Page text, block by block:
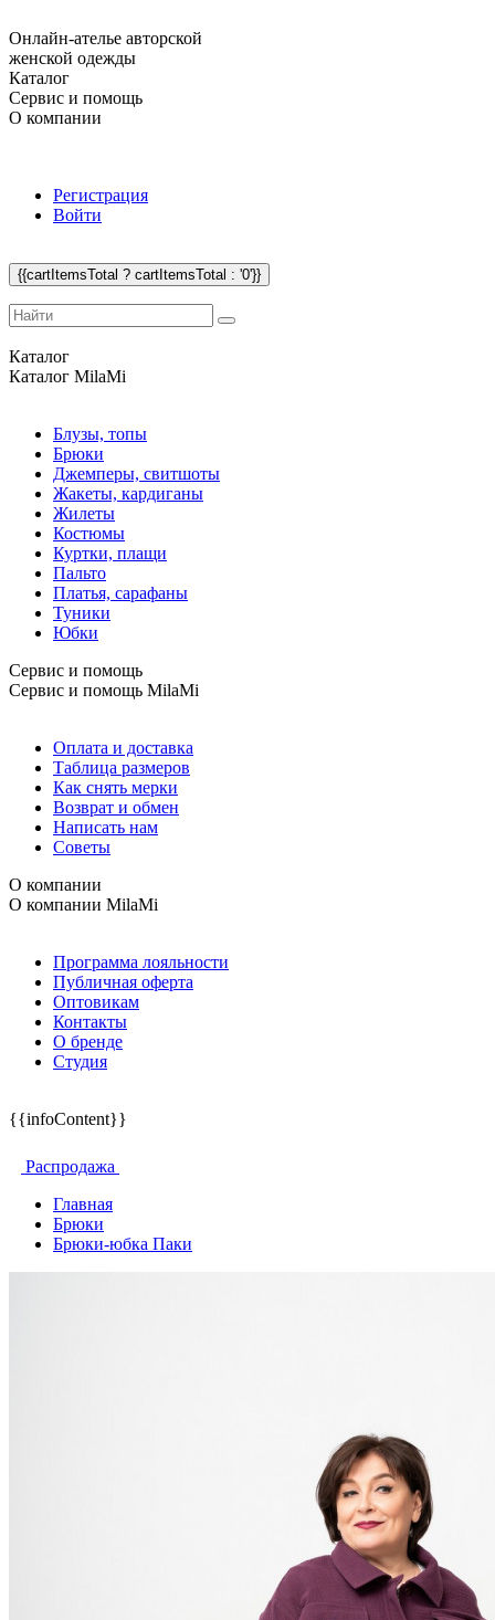
Онлайн-ателье авторской
женской одежды
Каталог
Сервис и помощь
О компании
Регистрация
Войти
{{cartItemsTotal ? cartItemsTotal : '0'}}
Каталог
Каталог MilaMi
Блузы, топы
Брюки
Джемперы, свитшоты
Жакеты, кардиганы
Жилеты
Костюмы
Куртки, плащи
Пальто
Платья, сарафаны
Туники
Юбки
Сервис и помощь
Сервис и помощь MilaMi
Оплата и доставка
Таблица размеров
Как снять мерки
Возврат и обмен
Написать нам
Советы
О компании
О компании MilaMi
Программа лояльности
Публичная оферта
Оптовикам
Контакты
О бренде
Студия
{{infoContent}}
Распродажа
Главная
Брюки
Брюки-юбка Паки